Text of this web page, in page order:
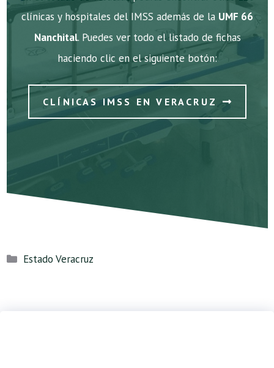
clínicas y hospitales del IMSS además de la UMF 66
Nanchital. Puedes ver todo el listado de fichas
haciendo clic en el siguiente botón:
CLÍNICAS IMSS EN VERACRUZ
Categorías
Estado Veracruz